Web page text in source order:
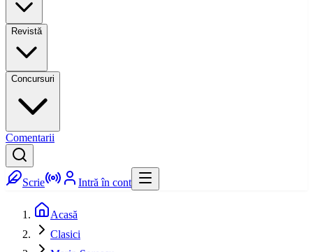
Revistă
Concursuri
Comentarii
Scrie Intră în cont
Acasă
Clasici